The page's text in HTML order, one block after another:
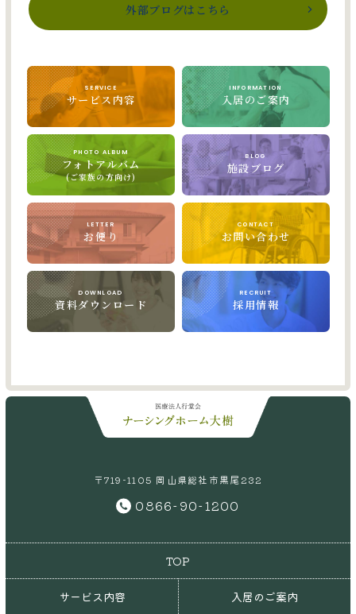
外部ブログはこちら
SERVICE
サービス内容
INFORMATION
入居のご案内
PHOTO ALBUM
フォトアルバム
(ご家族の方向け)
BLOG
施設ブログ
LETTER
お便り
CONTACT
お問い合わせ
DOWNLOAD
資料ダウンロード
RECRUIT
採用情報
〒719-1105 岡山県総社市黒尾232
0866-90-1200
TOP
サービス内容 入居のご案内